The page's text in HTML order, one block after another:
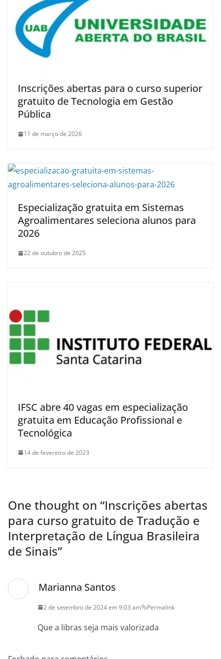
Inscrições abertas para o curso superior
gratuito de Tecnologia em Gestão
Pública
11 de março de 2026
Especialização gratuita em Sistemas
Agroalimentares seleciona alunos para
2026
22 de outubro de 2025
IFSC abre 40 vagas em especialização
gratuita em Educação Profissional e
Tecnológica
14 de fevereiro de 2023
One thought on “Inscrições abertas
para curso gratuito de Tradução e
Interpretação de Língua Brasileira
de Sinais”
Marianna Santos
2 de setembro de 2024 em 9:03 am Permalink
Que a libras seja mais valorizada